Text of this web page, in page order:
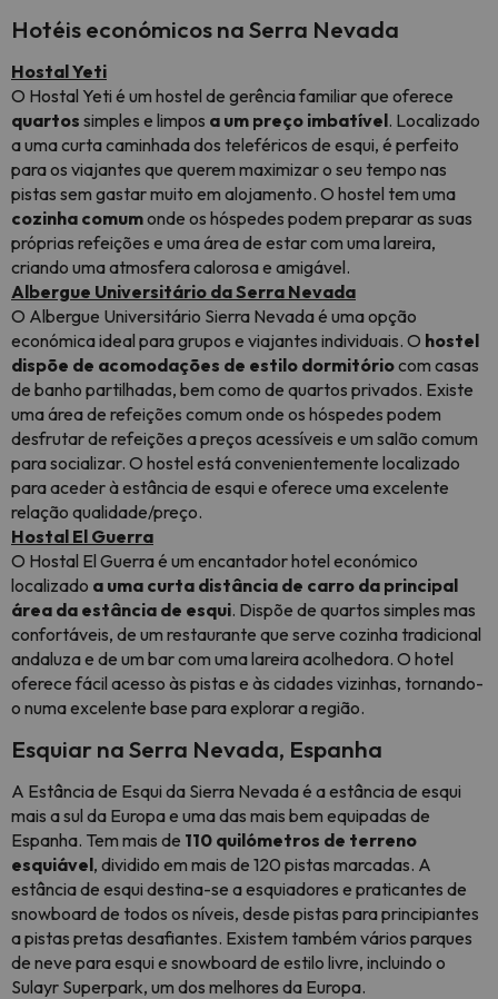
Hotéis económicos na Serra Nevada
Hostal Yeti
O Hostal Yeti é um hostel de gerência familiar que oferece
quartos simples e limpos a um preço imbatível. Localizado
a uma curta caminhada dos teleféricos de esqui, é perfeito
para os viajantes que querem maximizar o seu tempo nas
pistas sem gastar muito em alojamento. O hostel tem uma
cozinha comumonde os hóspedes podem preparar as suas
próprias refeições e uma área de estar com uma lareira,
criando uma atmosfera calorosa e amigável.
Albergue Universitário da Serra Nevada
O Albergue Universitário Sierra Nevada é uma opção
económica ideal para grupos e viajantes individuais. O hostel
dispõe de acomodações de estilo dormitóriocom casas
de banho partilhadas, bem como de quartos privados. Existe
uma área de refeições comum onde os hóspedes podem
desfrutar de refeições a preços acessíveis e um salão comum
para socializar. O hostel está convenientemente localizado
para aceder à estância de esqui e oferece uma excelente
relação qualidade/preço.
Hostal El Guerra
O Hostal El Guerra é um encantador hotel económico
localizado a uma curta distância de carro da principal
área da estância de esqui. Dispõe de quartos simples mas
confortáveis, de um restaurante que serve cozinha tradicional
andaluza e de um bar com uma lareira acolhedora. O hotel
oferece fácil acesso às pistas e às cidades vizinhas, tornando-
o numa excelente base para explorar a região.
Esquiar na Serra Nevada, Espanha
A Estância de Esqui da Sierra Nevada é a estância de esqui
mais a sul da Europa e uma das mais bem equipadas de
Espanha. Tem mais de 110 quilómetros de terreno
esquiável, dividido em mais de 120 pistas marcadas. A
estância de esqui destina-se a esquiadores e praticantes de
snowboard de todos os níveis, desde pistas para principiantes
a pistas pretas desafiantes. Existem também vários parques
de neve para esqui e snowboard de estilo livre, incluindo o
Sulayr Superpark, um dos melhores da Europa.